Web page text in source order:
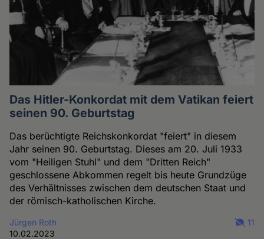
Das Hitler-Konkordat mit dem Vatikan feiert
seinen 90. Geburtstag
Das berüchtigte Reichskonkordat "feiert" in diesem
Jahr seinen 90. Geburtstag. Dieses am 20. Juli 1933
vom "Heiligen Stuhl" und dem "Dritten Reich"
geschlossene Abkommen regelt bis heute Grundzüge
des Verhältnisses zwischen dem deutschen Staat und
der römisch-katholischen Kirche.
Jürgen Roth
10.02.2023
11